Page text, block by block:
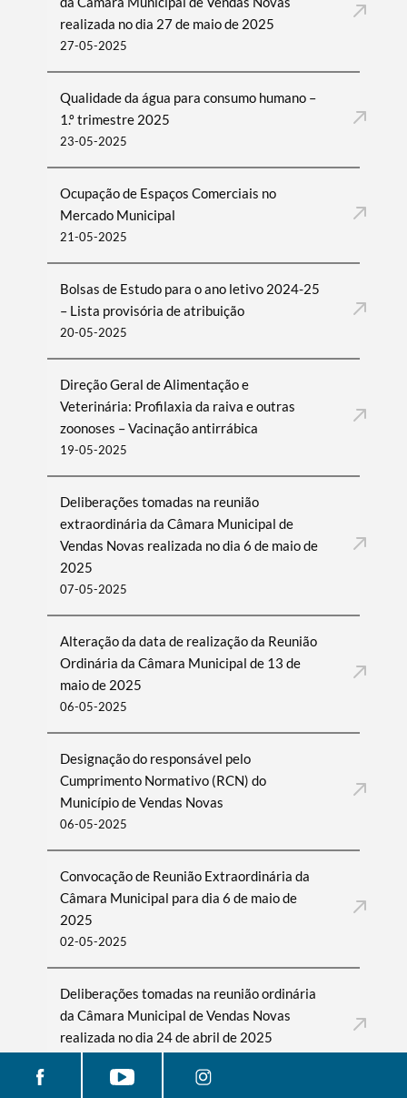
realizada no dia 27 de maio de 2025
27-05-2025
Qualidade da água para consumo humano –
1.º trimestre 2025
23-05-2025
Ocupação de Espaços Comerciais no
Mercado Municipal
21-05-2025
Bolsas de Estudo para o ano letivo 2024-25
– Lista provisória de atribuição
20-05-2025
Direção Geral de Alimentação e
Veterinária: Profilaxia da raiva e outras
zoonoses – Vacinação antirrábica
19-05-2025
Deliberações tomadas na reunião
extraordinária da Câmara Municipal de
Vendas Novas realizada no dia 6 de maio de
2025
07-05-2025
Alteração da data de realização da Reunião
Ordinária da Câmara Municipal de 13 de
maio de 2025
06-05-2025
Designação do responsável pelo
Cumprimento Normativo (RCN) do
Município de Vendas Novas
06-05-2025
Convocação de Reunião Extraordinária da
Câmara Municipal para dia 6 de maio de
2025
02-05-2025
Deliberações tomadas na reunião ordinária
da Câmara Municipal de Vendas Novas
realizada no dia 24 de abril de 2025